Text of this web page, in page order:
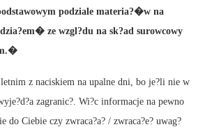
podziale materia?�w na
ze wzgl?du na sk?ad surowcowy
letnim z naciskiem na upalne dni, bo je?li nie w
zagranic?. Wi?c informacje na pewno
do Ciebie czy zwraca?a? / zwraca?e? uwag?